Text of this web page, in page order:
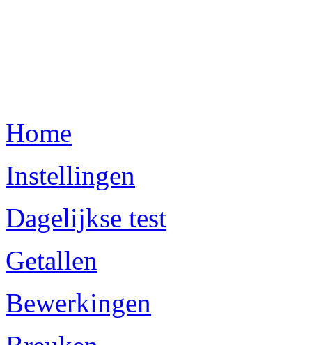
Home
Instellingen
Dagelijkse test
Getallen
Bewerkingen